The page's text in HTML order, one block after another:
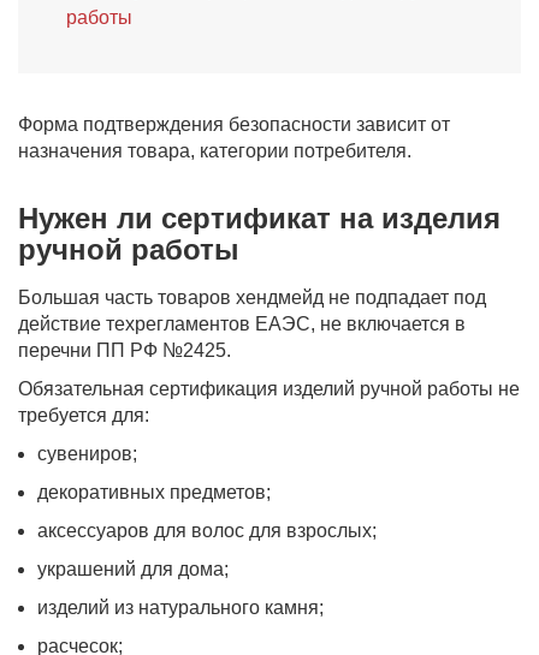
работы
Форма подтверждения безопасности зависит от
назначения товара, категории потребителя.
Нужен ли сертификат на изделия
ручной работы
Большая часть товаров хендмейд не подпадает под
действие техрегламентов ЕАЭС, не включается в
перечни ПП РФ №2425.
Обязательная сертификация изделий ручной работы не
требуется для:
сувениров;
декоративных предметов;
аксессуаров для волос для взрослых;
украшений для дома;
изделий из натурального камня;
расчесок;